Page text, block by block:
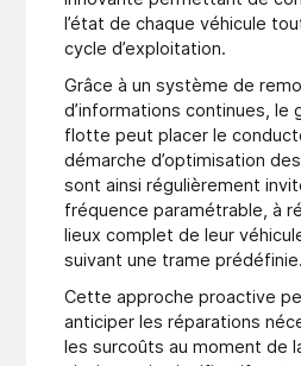
l’état de chaque véhicule
cycle d’exploitation.
Grâce à un système de
d’informations continues, le
flotte peut placer le
démarche d’optimisation
sont ainsi régulièrement
fréquence paramétrable, à
lieux complet de leur
suivant une trame prédéfinie.
Cette approche proactive
anticiper les réparations
les surcoûts au moment de